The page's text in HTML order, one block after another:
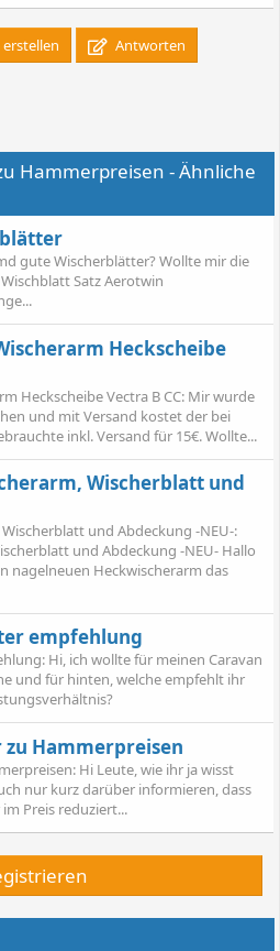
erstellen Antworten
Hammerpreisen - Ähnliche
gute Wischerblätter? Wollte mir die
Satz Aerotwin
Heckscheibe
Heckscheibe Vectra B CC: Mir wurde
und mit Versand kostet der bei
inkl. Versand für 15€. Wollte...
Wischerblatt und
Wischerblatt und Abdeckung -NEU-:
und Abdeckung -NEU- Hallo
nagelneuen Heckwischerarm das
empfehlung
Hi, ich wollte für meinen Caravan
und für hinten, welche empfehlt ihr
Hammerpreisen
Hi Leute, wie ihr ja wisst
nur kurz darüber informieren, dass
Preis reduziert...